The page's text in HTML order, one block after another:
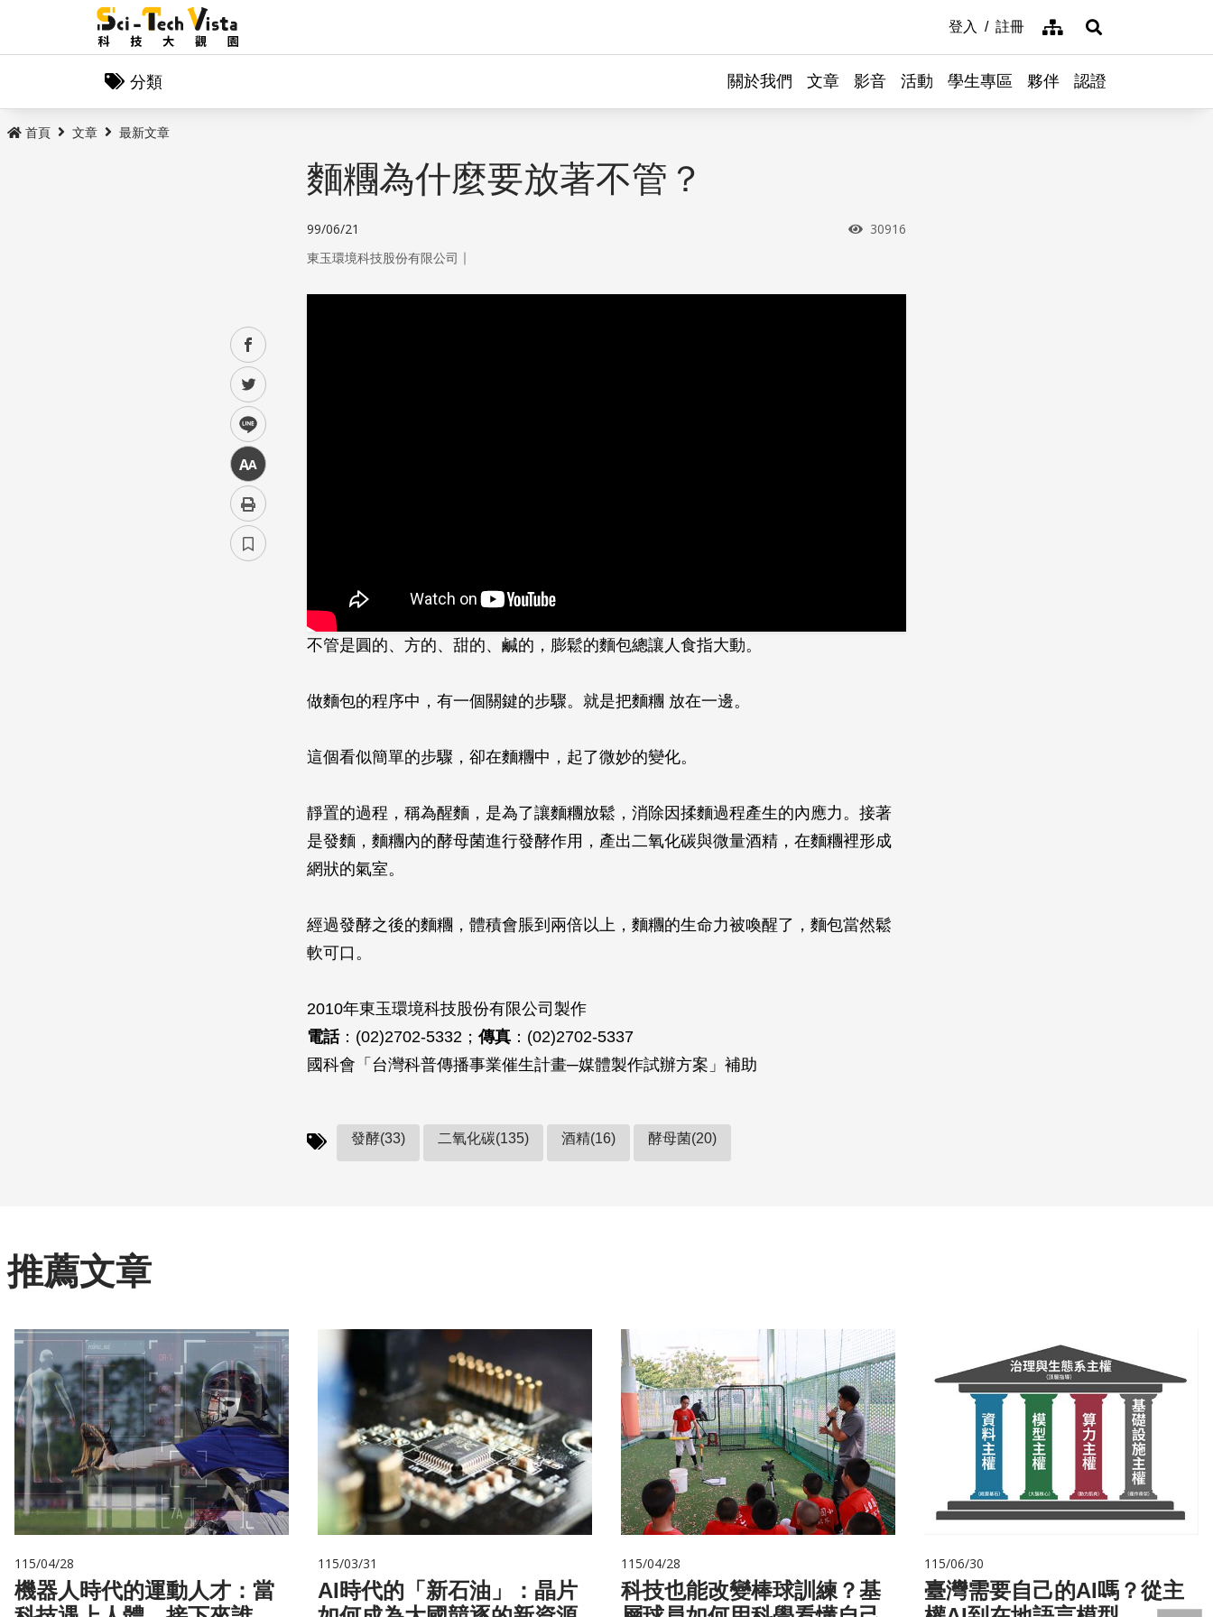
登入 註冊 網站導覽展開搜尋
分類 關於我們 文章 影音 活動 學生專區 夥伴 認證
首頁 文章 最新文章
facebook
twitter
line
中
麵糰為什麼要放著不管？
99/06/21 瀏覽次數
30916
東玉環境科技股份有限公司 ｜
不管是圓的、方的、甜的、鹹的，膨鬆的麵包總讓人食指大動。
做麵包的程序中，有一個關鍵的步驟。就是把麵糰 放在一邊。
這個看似簡單的步驟，卻在麵糰中，起了微妙的變化。
靜置的過程，稱為醒麵，是為了讓麵糰放鬆，消除因揉麵過程產生的內應力。接著
是發麵，麵糰內的酵母菌進行發酵作用，產出二氧化碳與微量酒精，在麵糰裡形成
網狀的氣室。
經過發酵之後的麵糰，體積會脹到兩倍以上，麵糰的生命力被喚醒了，麵包當然鬆
軟可口。
2010年東玉環境科技股份有限公司製作
電話：(02)2702-5332；傳真 ：(02)2702-5337
國科會「台灣科普傳播事業催生計畫─媒體製作試辦方案」補助
發酵(33) 二氧化碳(135) 酒精(16) 酵母菌(20)
推薦文章
115/04/28
機器人時代的運動人才：當
115/03/31
AI時代的「新石油」：晶片
115/04/28
科技也能改變棒球訓練？基
115/06/30
臺灣需要自己的AI嗎？從主